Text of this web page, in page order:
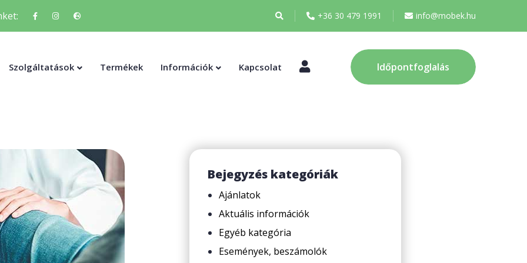
+36 30 479 1991 info@mobek.hu
Szolgáltatások Termékek Információk Kapcsolat Fiókom Időpontfoglalás
Bejegyzés kategóriák
Ajánlatok
Aktuális információk
Egyéb kategória
Események, beszámolók